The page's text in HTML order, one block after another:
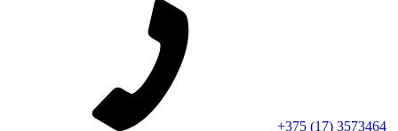
+375 (17) 3573464